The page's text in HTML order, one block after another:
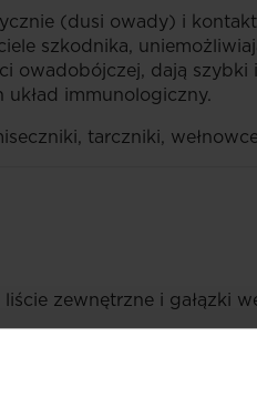
(dusi owady) i
szkodnika,
owadobójczej, dają
immunologiczny.
tarczniki,
zewnętrzne i gałązki